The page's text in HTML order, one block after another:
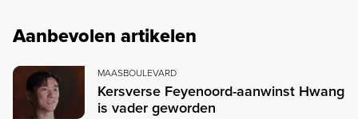
Aanbevolen artikelen
MAASBOULEVARD
Kersverse Feyenoord-aanwinst Hwang
is vader geworden